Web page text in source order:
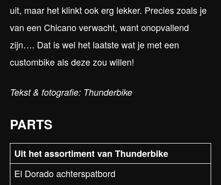
uit, maar het klinkt ook erg lekker. Precies zoals je
van een Chicano verwacht, want onopvallend
zijn…. Dat is wel het laatste wat je met een
custombike als deze zou willen!
Tekst & fotografie: Thunderbike
PARTS
Uit het assortiment van Thunderbike
El Dorado achterspatbord